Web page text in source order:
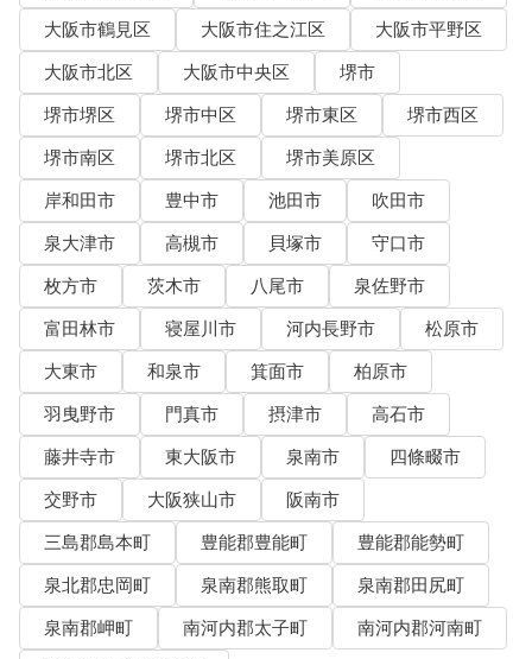
大阪市鶴見区
大阪市住之江区
大阪市平野区
大阪市北区
大阪市中央区
堺市
堺市堺区
堺市中区 堺市東区
堺市西区
堺市南区
堺市北区
堺市美原区
岸和田市
豊中市 池田市
吹田市
泉大津市
高槻市 貝塚市
守口市
枚方市
茨木市 八尾市
泉佐野市
富田林市
寝屋川市 河内長野市
松原市
大東市
和泉市 箕面市
柏原市
羽曳野市
門真市 摂津市
高石市
藤井寺市
東大阪市 泉南市
四條畷市
交野市
大阪狭山市
阪南市
三島郡島本町
豊能郡豊能町
豊能郡能勢町
泉北郡忠岡町
泉南郡熊取町
泉南郡田尻町
泉南郡岬町
南河内郡太子町
南河内郡河南町